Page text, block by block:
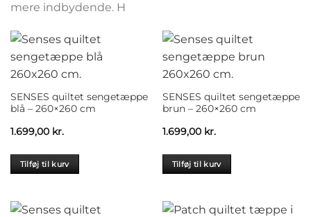
mere indbydende. H
SENSES quiltet sengetæppe
blå – 260×260 cm
1.699,00 kr.
Tilføj til kurv
SENSES quiltet sengetæppe
brun – 260×260 cm
1.699,00 kr.
Tilføj til kurv